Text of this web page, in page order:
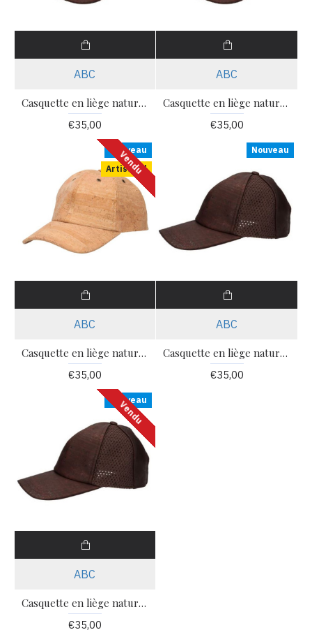
ABC
Casquette en liège naturel coton MSCAQTM56 Tl n.56
€35,00
ABC
Casquette en liège naturel coton MSCAQTM58 Tl n.58
€35,00
Nouveau
Artisanal
Vendu
ABC
Casquette en liège naturel coton MSCAQTN62 Tl n.62
€35,00
Nouveau
ABC
Casquette en liège naturel coton rede MSCAQTMR56 Tl n.56
€35,00
Nouveau
Vendu
ABC
Casquette en liège naturel coton rede MSCAQTMR58 Tl n.58
€35,00